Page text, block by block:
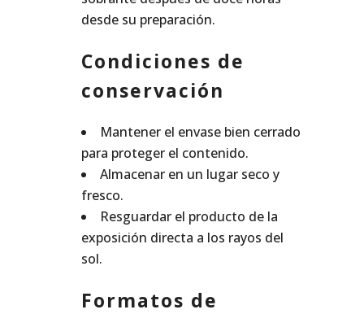
desde su preparación.
Condiciones de
conservación
Mantener el envase bien cerrado
para proteger el contenido.
Almacenar en un lugar seco y
fresco.
Resguardar el producto de la
exposición directa a los rayos del
sol.
Formatos de